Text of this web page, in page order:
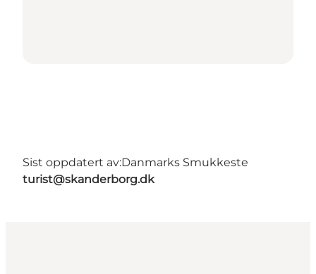
Sist oppdatert av:Danmarks Smukkeste
turist@skanderborg.dk